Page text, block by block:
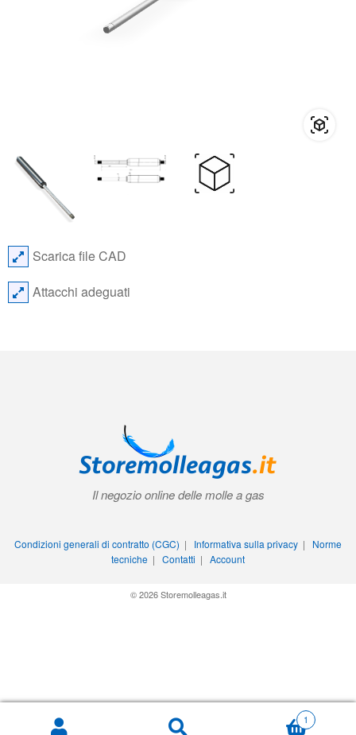
Scarica file CAD
Attacchi adeguati
1
Il negozio online delle molle a gas
Condizioni generali di contratto (CGC) | Informativa sulla privacy | Norme
tecniche | Contatti | Account
© 2026 Storemolleagas.it